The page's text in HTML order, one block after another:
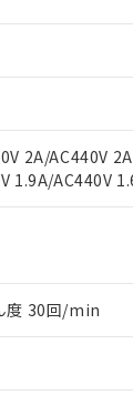
2A/AC440V 2A
1.9A/AC440V
度 30回/min
況および標準
外となる商品
たはお客様担
三者に漏洩ま
ただくには、I-
ストについて
談に必要な範
ブチルベンジル（
を確認しています。
あります。
ることを示し
を示します。
。
易法に定める
兵器またはそ
および3の内容
引先、または
い機種